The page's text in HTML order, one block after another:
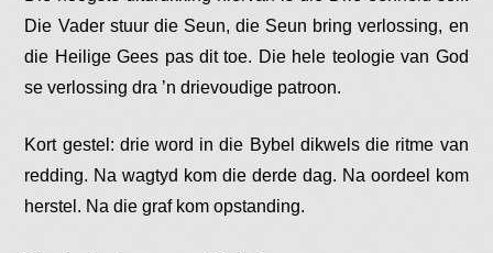
Die Vader stuur die Seun, die Seun bring verlossing, en
die Heilige Gees pas dit toe. Die hele teologie van God
se verlossing dra ’n drievoudige patroon.
Kort gestel: drie word in die Bybel dikwels die ritme van
redding. Na wagtyd kom die derde dag. Na oordeel kom
herstel. Na die graf kom opstanding.